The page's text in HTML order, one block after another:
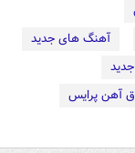
آهنگ های جدید
آهن پرایس